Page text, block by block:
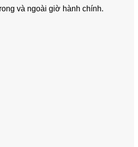
và ngoài giờ hành chính.